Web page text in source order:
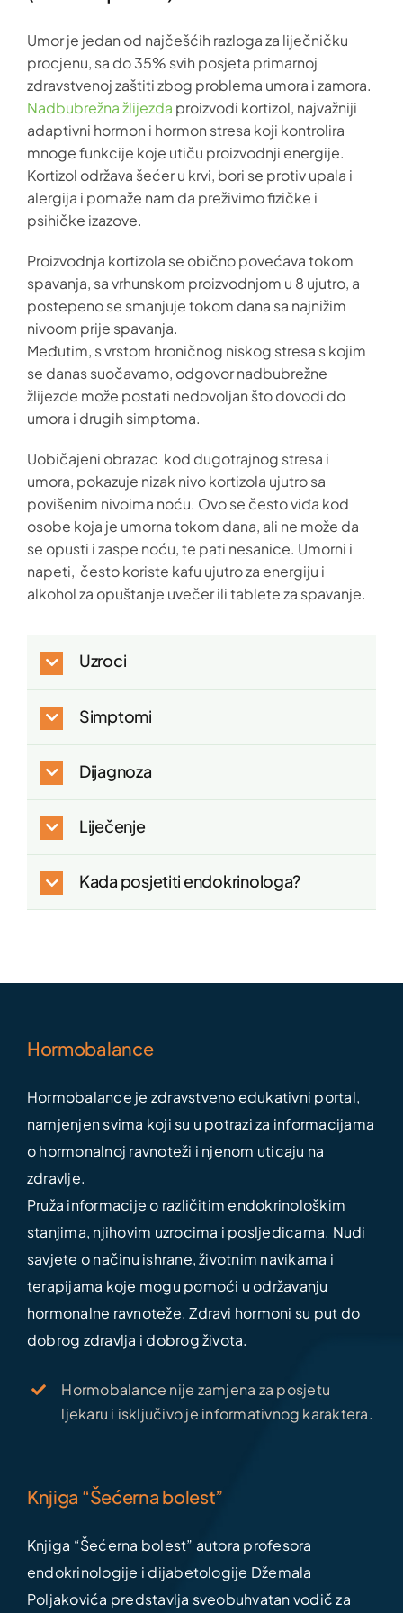
Umor je jedan od najčešćih razloga za liječničku
procjenu, sa do 35% svih posjeta primarnoj
zdravstvenoj zaštiti zbog problema umora i zamora.
Nadbubrežna žlijezda proizvodi kortizol, najvažniji
adaptivni hormon i hormon stresa koji kontrolira
mnoge funkcije koje utiču proizvodnji energije.
Kortizol održava šećer u krvi, bori se protiv upala i
alergija i pomaže nam da preživimo fizičke i
psihičke izazove.
Proizvodnja kortizola se obično povećava tokom
spavanja, sa vrhunskom proizvodnjom u 8 ujutro, a
postepeno se smanjuje tokom dana sa najnižim
nivoom prije spavanja.
Međutim, s vrstom hroničnog niskog stresa s kojim
se danas suočavamo, odgovor nadbubrežne
žlijezde može postati nedovoljan što dovodi do
umora i drugih simptoma.
Uobičajeni obrazac kod dugotrajnog stresa i
umora, pokazuje nizak nivo kortizola ujutro sa
povišenim nivoima noću. Ovo se često viđa kod
osobe koja je umorna tokom dana, ali ne može da
se opusti i zaspe noću, te pati nesanice. Umorni i
napeti, često koriste kafu ujutro za energiju i
alkohol za opuštanje uvečer ili tablete za spavanje.
Uzroci
Simptomi
Dijagnoza
Liječenje
Kada posjetiti endokrinologa?
Hormobalance
Hormobalance je zdravstveno edukativni portal,
namjenjen svima koji su u potrazi za informacijama
o hormonalnoj ravnoteži i njenom uticaju na
zdravlje.
Pruža informacije o različitim endokrinološkim
stanjima, njihovim uzrocima i posljedicama. Nudi
savjete o načinu ishrane, životnim navikama i
terapijama koje mogu pomoći u održavanju
hormonalne ravnoteže. Zdravi hormoni su put do
dobrog zdravlja i dobrog života.
Hormobalance nije zamjena za posjetu
ljekaru i isključivo je informativnog karaktera.
Knjiga “Šećerna bolest”
Knjiga “Šećerna bolest” autora profesora
endokrinologije i dijabetologije Džemala
Poljakovića predstavlja sveobuhvatan vodič za